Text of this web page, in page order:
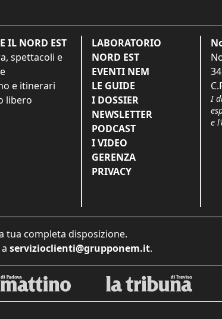
IL NORD EST
spettacoli e
e itinerari
libero
LABORATORIO
NORD EST
EVENTI NEM
LE GUIDE
I DOSSIER
NEWSLETTER
PODCAST
I VIDEO
GERENZA
PRIVACY
I
e
tua completa disposizione.
servizioclienti@grupponem.it.